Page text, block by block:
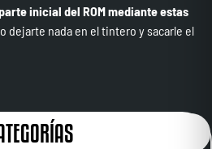
inicial del ROMmediante estas
dejarte nada en el tintero y sacarle el